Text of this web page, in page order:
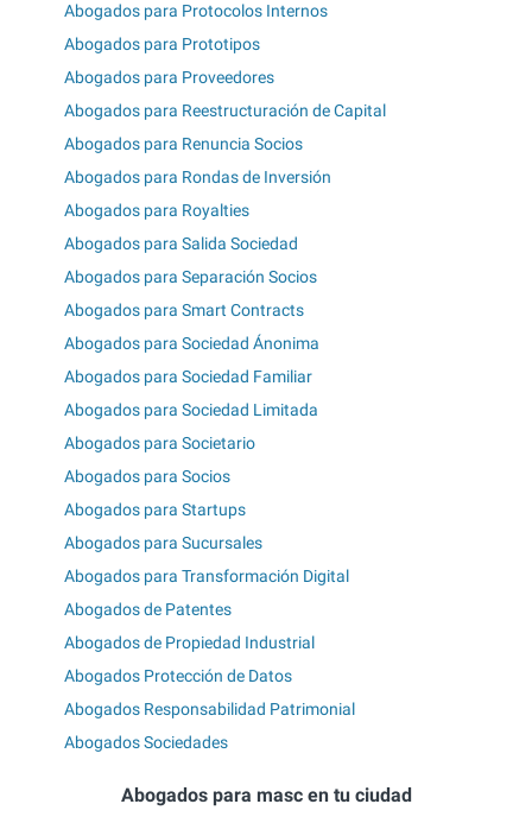
Abogados para Protocolos Internos
Abogados para Prototipos
Abogados para Proveedores
Abogados para Reestructuración de Capital
Abogados para Renuncia Socios
Abogados para Rondas de Inversión
Abogados para Royalties
Abogados para Salida Sociedad
Abogados para Separación Socios
Abogados para Smart Contracts
Abogados para Sociedad Ánonima
Abogados para Sociedad Familiar
Abogados para Sociedad Limitada
Abogados para Societario
Abogados para Socios
Abogados para Startups
Abogados para Sucursales
Abogados para Transformación Digital
Abogados de Patentes
Abogados de Propiedad Industrial
Abogados Protección de Datos
Abogados Responsabilidad Patrimonial
Abogados Sociedades
Abogados para masc en tu ciudad